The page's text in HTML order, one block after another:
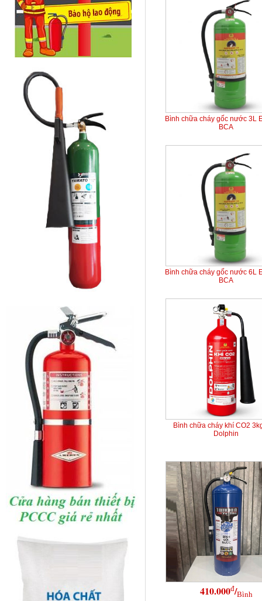
Bình chữa cháy gốc nước 3L
BCA
Bình chữa cháy gốc nước 6L
BCA
Bình chữa cháy khí CO2
Dolphin
410.000đ/Bình